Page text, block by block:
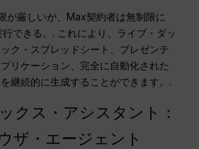
が厳しいが、Max契約者は無制限に
できる。. これにより、ライブ・ダッ
ク・スプレッドシート、プレゼンテ
リケーション、完全に自動化された
継続的に生成することができます。.
クス・アシスタント：
ザ・エージェント